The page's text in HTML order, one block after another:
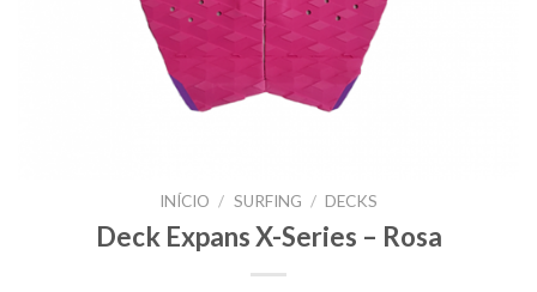
INÍCIO / SURFING / DECKS
Deck Expans X-Series – Rosa